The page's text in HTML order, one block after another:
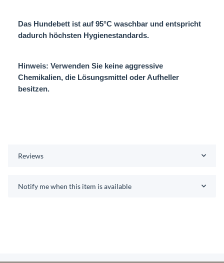
Das Hundebett ist auf 95°C waschbar und entspricht
dadurch höchsten Hygienestandards.
Hinweis: Verwenden Sie keine aggressive
Chemikalien, die Lösungsmittel oder Aufheller
besitzen.
Reviews
Notify me when this item is available